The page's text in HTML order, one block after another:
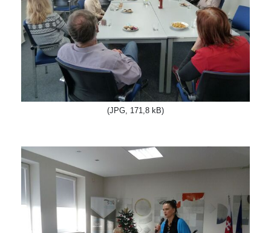
(JPG, 171,8 kB)